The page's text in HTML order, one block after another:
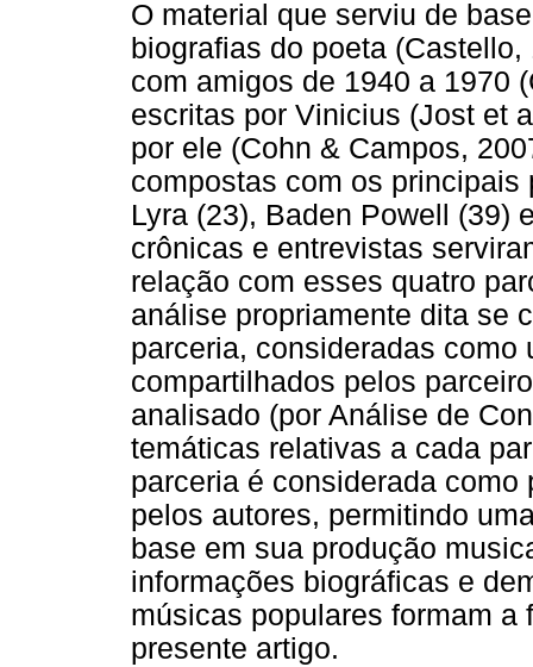
O material que serviu de
biografias do poeta
com amigos de 1940 a 1970
escritas por Vinicius (Jost et
por ele (Cohn & Campos,
compostas com os principais
Lyra (23), Baden Powell (39)
crônicas e entrevistas
relação com esses quatro
análise propriamente dita se
parceria, consideradas como
compartilhados pelos
analisado (por Análise de
temáticas relativas a cada
parceria é considerada
pelos autores, permitindo
base em sua produção
informações biográficas e
músicas populares formam
presente artigo.